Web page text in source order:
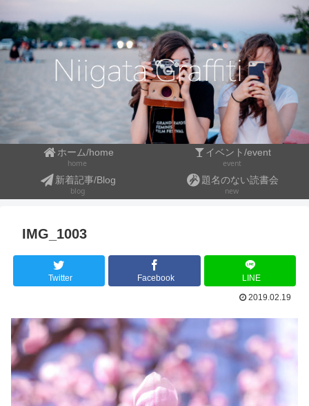
ホーム/home
home
イベント/event
event
新着記事/Blog
blog
題名のない読書会
new
IMG_1003
Twitter Facebook
LINE
2019.02.19